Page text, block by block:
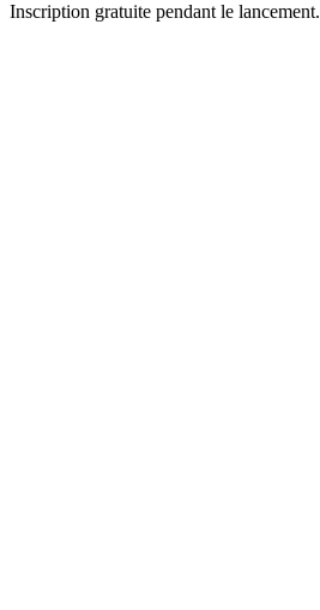
Inscription gratuite pendant le lancement.